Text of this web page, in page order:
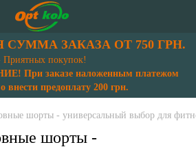
ЗАКАЗА ОТ 750 ГРН.
Приятных покупок!
При заказе наложенным платежом
внести предоплату 200 грн.
шорты - универсальный выбор для
шорты -